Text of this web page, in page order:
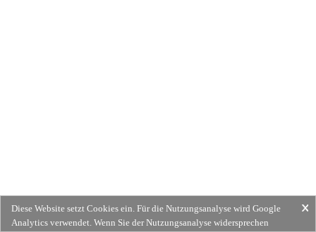
Diese Website setzt Cookies ein. Für die Nutzungsanalyse wird Google
Analytics verwendet. Wenn Sie der Nutzungsanalyse widersprechen